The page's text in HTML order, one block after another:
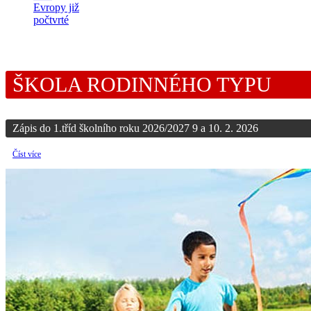
Evropy již
počtvrté
ŠKOLA RODINNÉHO TYPU
Zápis do 1.tříd školního roku 2026/2027 9 a 10. 2. 2026
Číst více